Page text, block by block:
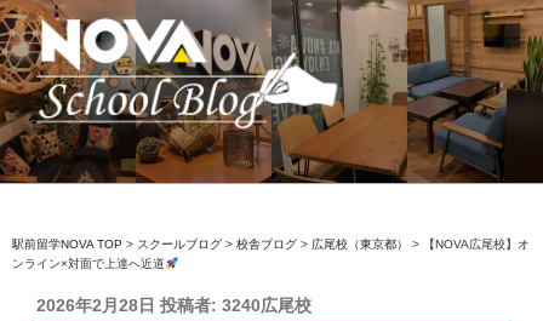
コ
ン
テ
ン
ツ
へ
ス
ッ
プ
駅前留学NOVA【公式】スクールブロ
英会話スクール・英会話教室
駅前留学NOVA TOP > スクールブログ > 校舎ブログ > 広尾校（東京都） >
【NOVA広尾校】オ
ンライン×対面で上達へ近道
投
2026年2月28日 投稿者: 3240広尾校